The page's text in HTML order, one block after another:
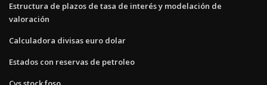
Estructura de plazos de tasa de interés y modelación de
valoración
Calculadora divisas euro dolar
Estados con reservas de petroleo